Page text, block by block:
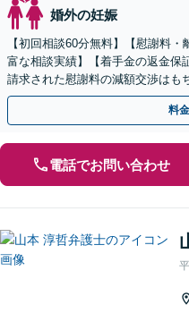
婚外の妊娠
【初回相談60分無料】【慰謝料
富な相談実績】【着手金の返金保
請求された慰謝料の減額交渉はも
棄など様々な離婚・男女問題の解
料
電話でお問い合わせ